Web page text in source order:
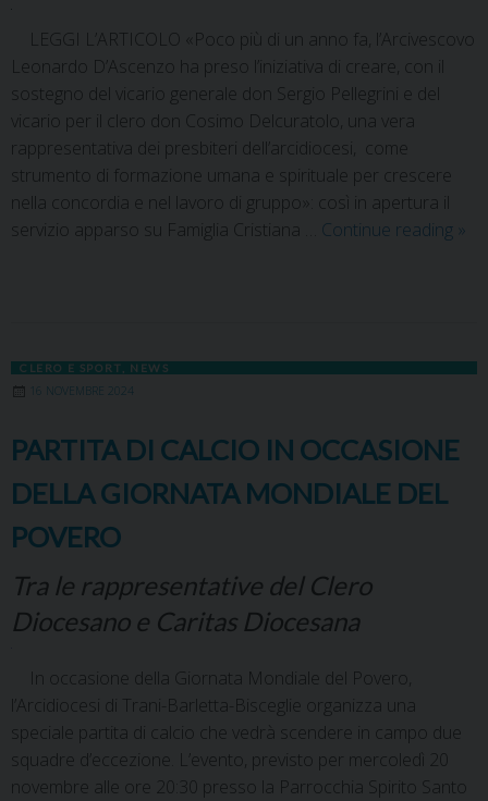
LEGGI L’ARTICOLO «Poco più di un anno fa, l’Arcivescovo
Leonardo D’Ascenzo ha preso l’iniziativa di creare, con il
sostegno del vicario generale don Sergio Pellegrini e del
vicario per il clero don Cosimo Delcuratolo, una vera
rappresentativa dei presbiteri dell’arcidiocesi, come
strumento di formazione umana e spirituale per crescere
nella concordia e nel lavoro di gruppo»: così in apertura il
servizio apparso su Famiglia Cristiana … Continue reading »
CLERO E SPORT NEWS
16 NOVEMBRE 2024
PARTITA DI CALCIO IN OCCASIONE
DELLA GIORNATA MONDIALE DEL
POVERO
Tra le rappresentative del Clero
Diocesano e Caritas Diocesana
In occasione della Giornata Mondiale del Povero,
l’Arcidiocesi di Trani-Barletta-Bisceglie organizza una
speciale partita di calcio che vedrà scendere in campo due
squadre d’eccezione. L’evento, previsto per mercoledì 20
novembre alle ore 20:30 presso la Parrocchia Spirito Santo